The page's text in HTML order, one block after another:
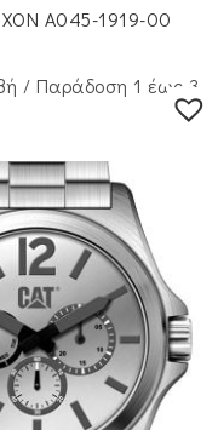
A045-1919-00
/ Παράδoση 1 έως 3